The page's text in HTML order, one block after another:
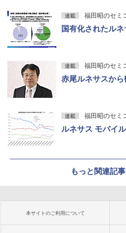
連載 福田昭のセミ
国有化されたル
連載 福田昭のセミ
赤尾ルネサスか
連載 福田昭のセミ
ルネサス モバイ
もっと関連記
本サイトのご利用について